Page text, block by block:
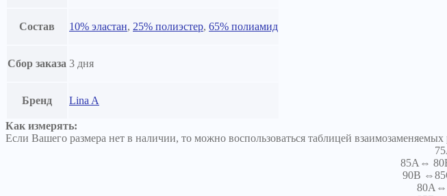
Состав 10% эластан, 25% полиэстер, 65% полиамид
Сбор заказа 3 дня
Бренд Lina A
Как измерять:
Если Вашего размера нет в наличии, то можно воспользоваться таблицей взаимозаменяемых
85A⇔
90B
80A⇔